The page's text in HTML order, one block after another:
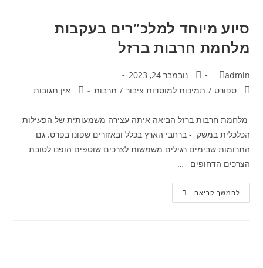
סיוע מיוחד למלכ”רים בעקבות
מלחמת חרבות ברזל
admin
נובמבר 24, 2023
ספורט / תמיכות למוסדות ציבור / תרבות אין תגובות
מלחמת חרבות ברזל הביאה איתה עצירה משמעותית של הפעילות
הכלכלית במשק - ברחבי הארץ בכלל ובאזורים שפונו בפרט. גם
התרומות שבימים רגילים משמשות לצרכים שוטפים הופנו לטובת
הצרכים הדחופים –…
להמשך קריאה